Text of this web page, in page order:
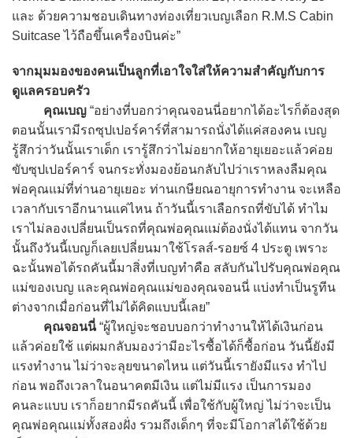
และ ด้วยความชอบเดินทางท่องเที่ยวเบญเลือก R.M.S Cabin
Suitcase ไว้ถือขึ้นเครื่องบินค่ะ”
จากมุมมองของคนเป็นลูกที่เอาใจใส่ให้ความสำคัญกับการ
ดูแลครอบครัว
คุณเบญ “อย่างที่บอกว่าคุณจอนนี่อยากได้อะไรก็ต้องสุด
ตอนนั้นเรามีรถซุปเปอร์คาร์ที่สามารถนั่งได้แค่สองคน เบญ
รู้สึกว่าวันนั้นเราเด็ก เรารู้สึกว่าไม่อยากให้อายุเยอะแล้วค่อย
ขับซุปเปอร์คาร์ จนกระทั่งมองย้อนกลับไปว่าเราหลงลืมคุณ
พ่อคุณแม่ที่ท่านอายุเยอะ ท่านเกษียณอายุการทำงาน จะเหลือ
เวลากับเราอีกนานแค่ไหน ถ้าวันนี้เราเลือกรถที่ขับได้ ทำไม
เราไม่ลองเปลี่ยนเป็นรถที่คุณพ่อคุณแม่ต้องนั่งได้แทน จากวัน
นั้นถึงวันนี้เบญก็เลยเปลี่ยนมาใช้โรลส์-รอยซ์ 4 ประตู เพราะ
ฉะนั้นพอได้รถคันนี้มาสิ่งที่เบญทำคือ สลับกันไปรับคุณพ่อคุณ
แม่ของเบญ และคุณพ่อคุณแม่ของคุณจอนนี่ แบ่งทำเป็นรูทีน
ต่างจากเมื่อก่อนที่ไม่ได้คิดแบบนี้เลย”
คุณจอนนี่“ผู้ใหญ่จะชอบบอกว่าทำงานให้ได้เงินก่อน
แล้วค่อยใช้ แต่ผมกลับมองว่ามีอะไรซื้อได้ก็ซื้อก่อน วันนี้ยังมี
แรงทำงาน ไม่ว่าจะลุยขนาดไหน แต่วันนี้เรายังมีแรง ทำไป
ก่อน พอถึงเวลาในอนาคตมีเงิน แต่ไม่มีแรง เป็นการมอง
คนละแบบ เราก็อยากมีรถคันนี้ เพื่อใช้กับผู้ใหญ่ ไม่ว่าจะเป็น
คุณพ่อคุณแม่ทั้งสองฝั่ง รวมถึงเด็กๆ ที่จะมีโอกาสได้ใช้ด้วย